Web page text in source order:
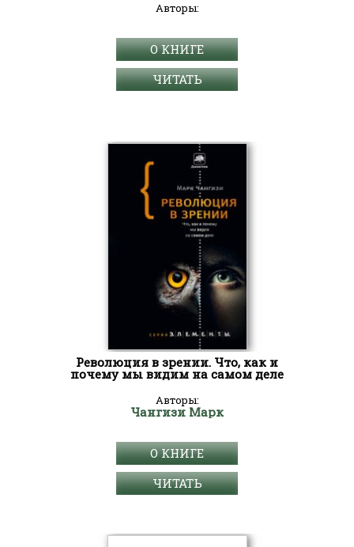
Авторы:
О КНИГЕ
ЧИТАТЬ
Революция в зрении. Что, как и
почему мы видим на самом деле
Авторы:
Чангизи Марк
О КНИГЕ
ЧИТАТЬ